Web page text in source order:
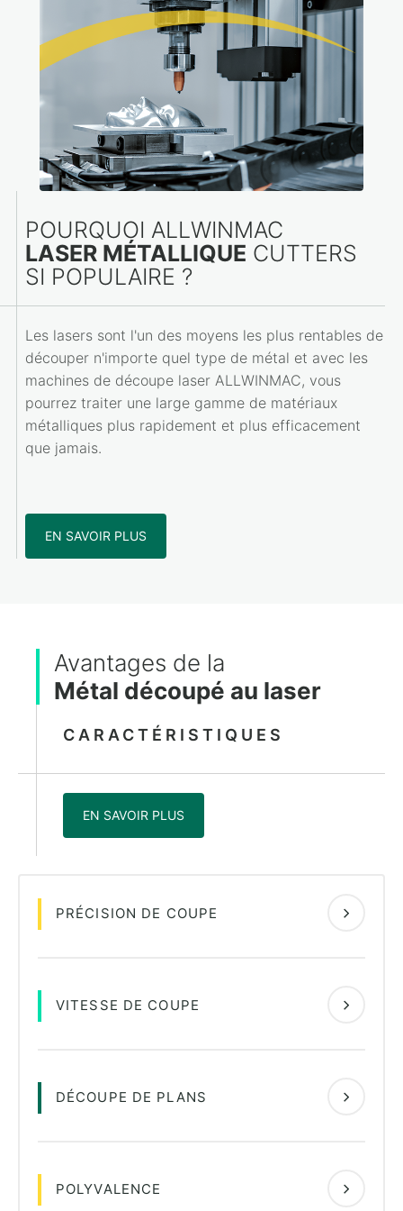
POURQUOI ALLWINMAC
LASER MÉTALLIQUE CUTTERS
SI POPULAIRE ?
Les lasers sont l'un des moyens les plus rentables de
découper n'importe quel type de métal et avec les
machines de découpe laser ALLWINMAC, vous
pourrez traiter une large gamme de matériaux
métalliques plus rapidement et plus efficacement
que jamais.
EN SAVOIR PLUS
Avantages de la
Métal découpé au laser
CARACTÉRISTIQUES
EN SAVOIR PLUS
PRÉCISION DE COUPE
VITESSE DE COUPE
DÉCOUPE DE PLANS
POLYVALENCE